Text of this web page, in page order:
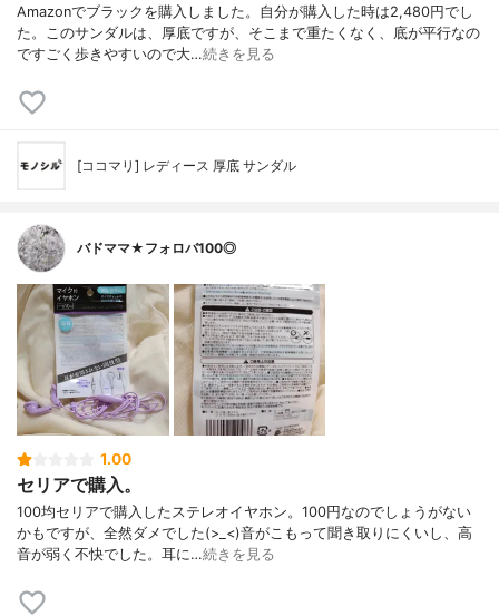
Amazonでブラックを購入しました。自分が購入した時は2,480円でし
た。このサンダルは、厚底ですが、そこまで重たくなく、底が平行なの
ですごく歩きやすいので大…続きを見る
[ココマリ] レディース 厚底 サンダル
バドママ★フォロバ100◎
1.00
セリアで購入。
100均セリアで購入したステレオイヤホン。100円なのでしょうがない
かもですが、全然ダメでした(>_<)音がこもって聞き取りにくいし、高
音が弱く不快でした。耳に…続きを見る